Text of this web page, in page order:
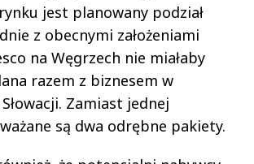
jest planowany podział
z obecnymi założeniami
na Węgrzech nie miałaby
razem z biznesem w
Zamiast jednej
są dwa odrębne pakiety.